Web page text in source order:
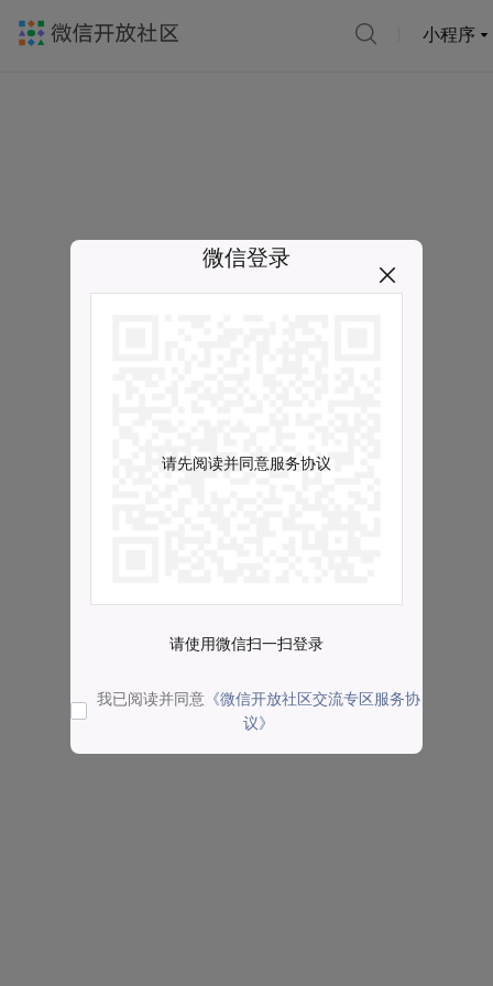
小程序
微信登录
请先阅读并同意服务协议
请使用微信扫一扫登录
我已阅读并同意 《微信开放社区交流专区服务协
议》